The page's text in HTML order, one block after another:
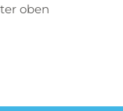
oben